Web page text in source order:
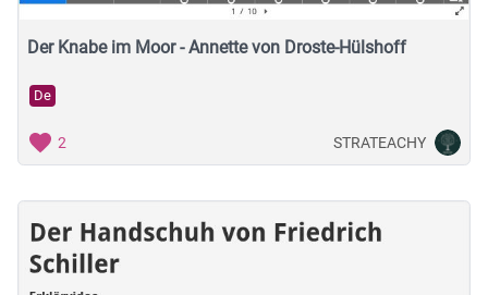
Der Knabe im Moor - Annette von Droste-Hülshoff
De
2 STRATEACHY